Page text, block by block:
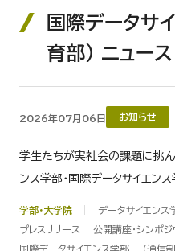
国際データサ
育部） ニュース
2026年07月06日 お知らせ
学生たちが実社会の課題に挑
ンス学部・国際データサイエ
学部・大学院 データサイエンス
プレスリリース
公開講座・シンポジ
国際データサイエンス学部
（通信